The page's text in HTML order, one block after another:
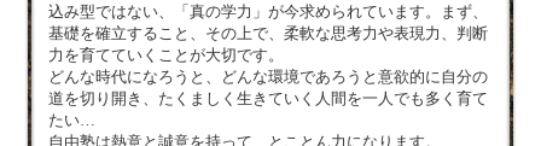
込み型ではない、「真の学力」が今求められています。まず、
基礎を確立すること、その上で、柔軟な思考力や表現力、判断
力を育てていくことが大切です。
どんな時代になろうと、どんな環境であろうと意欲的に自分の
道を切り開き、たくましく生きていく人間を一人でも多く育て
たい…
自由塾は熱意と誠意を持って、とことん力になります。